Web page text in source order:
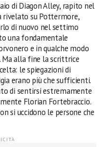
di Diagon Alley, rapito nel
rivelato su Pottermore,
di nuovo nel settimo
una fondamentale
e in qualche modo
alla fine la scrittrice
le spiegazioni di
erano più che sufficienti.
di sentirsi estremamente
Florian Fortebraccio.
si uccidono le persone che